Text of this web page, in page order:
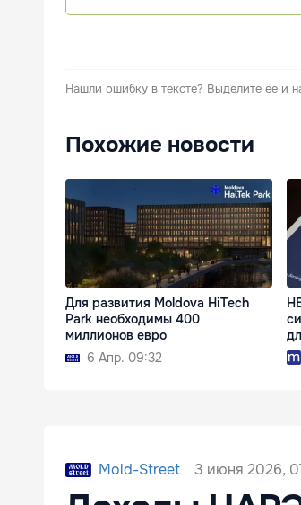
Нашли ошибку в тексте? Выделите ее и
Похожие новости
Для развития Moldova HiTech
Park необходимы 400
миллионов евро
6 Апр. 09:32
Mold-Street 3 июня 2026,